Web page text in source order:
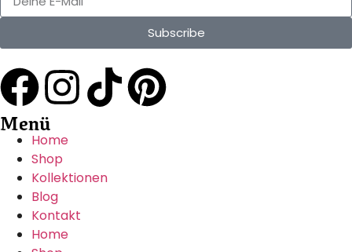
Subscribe
Menü
Home
Shop
Kollektionen
Blog
Kontakt
Home